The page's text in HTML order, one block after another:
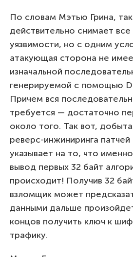
По словам Мэтью Грина,
действительно снимает
уязвимости, но с одним
атакующая сторона не
изначальной
генерируемой с помощью
Причем вся
требуется — достаточно
около того. Так вот,
реверс-инжиниринга
указывает на то, что
вывод первых 32 байт
происходит! Получив 32
взломщик может
данными дальше
концов получить ключ к
трафику.